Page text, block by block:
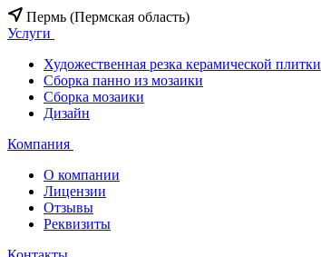
Пермь (Пермская область)
Услуги
Художественная резка керамической плитки
Сборка панно из мозаики
Сборка мозаики
Дизайн
Компания
О компании
Лицензии
Отзывы
Реквизиты